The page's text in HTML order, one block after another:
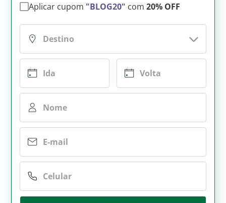
Aplicar cupom "BLOG20" com20% OFF